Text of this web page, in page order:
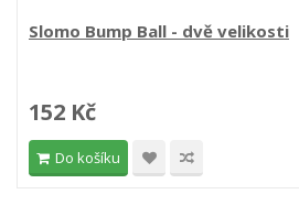
Slomo Bump Ball - dvě velikosti
152 Kč
Do košíku